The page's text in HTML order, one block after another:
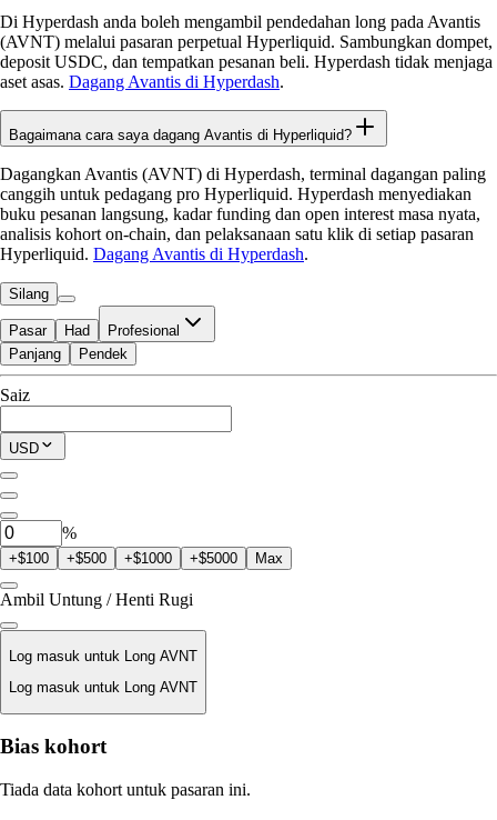
Di Hyperdash anda boleh mengambil pendedahan long pada Avantis
(AVNT) melalui pasaran perpetual Hyperliquid. Sambungkan dompet,
deposit USDC, dan tempatkan pesanan beli. Hyperdash tidak menjaga
aset asas. Dagang Avantis di Hyperdash.
Bagaimana cara saya dagang Avantis di Hyperliquid?
Dagangkan Avantis (AVNT) di Hyperdash, terminal dagangan paling
canggih untuk pedagang pro Hyperliquid. Hyperdash menyediakan
buku pesanan langsung, kadar funding dan open interest masa nyata,
analisis kohort on-chain, dan pelaksanaan satu klik di setiap pasaran
Hyperliquid. Dagang Avantis di Hyperdash.
Silang
Pasar Had Profesional
Tersedia untuk Trade
$0.00
Posisi Semasa
0AVNT
Panjang Pendek
Saiz
USD
%
+$100 +$500 +$1000 +$5000 Max
Ambil Untung / Henti Rugi
Log masuk untuk Long AVNT
Log masuk untuk Long AVNT
Harga Likuidasi
T/A
Bias kohort
Tiada data kohort untuk pasaran ini.